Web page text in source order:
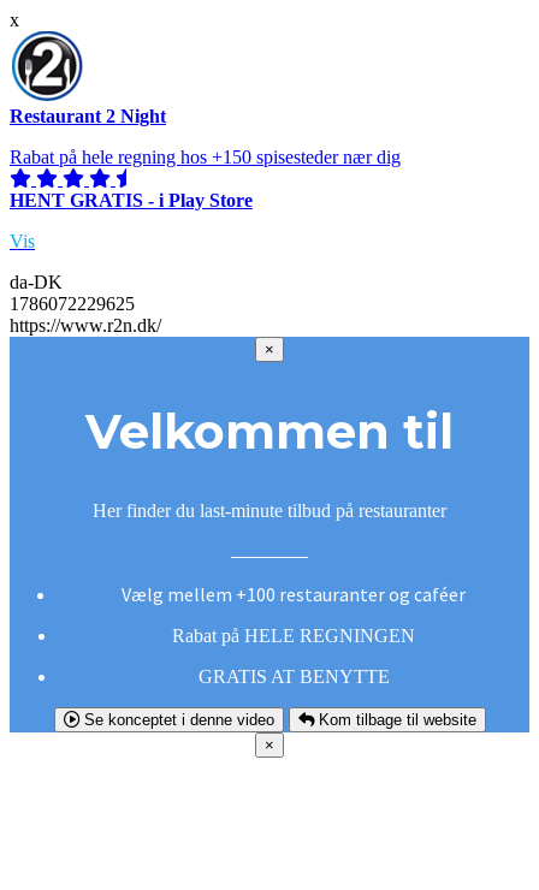
x
Restaurant 2 Night
Rabat på hele regning hos +150 spisesteder nær dig
HENT GRATIS - i Play Store
Vis
da-DK
1786072229625
https://www.r2n.dk/
×
Velkommen til
Her finder du last-minute tilbud på restauranter
Vælg mellem +100 restauranter og caféer
Rabat på HELE REGNINGEN
GRATIS AT BENYTTE
Se konceptet i denne video
Kom tilbage til website
×